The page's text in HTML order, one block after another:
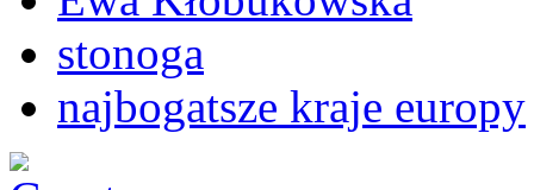
stonoga
najbogatsze kraje europy